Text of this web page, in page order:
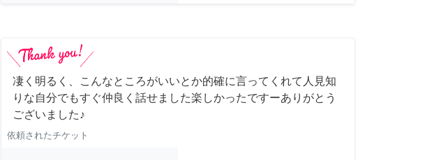
凄く明るく、こんなところがいいとか的確に言ってくれて人見知
りな自分でもすぐ仲良く話せました楽しかったですーありがとう
ございました♪
依頼されたチケット